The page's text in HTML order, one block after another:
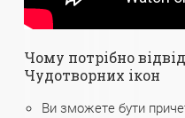
Чому потрібно
Чудотворних ікон
Ви зможете бути